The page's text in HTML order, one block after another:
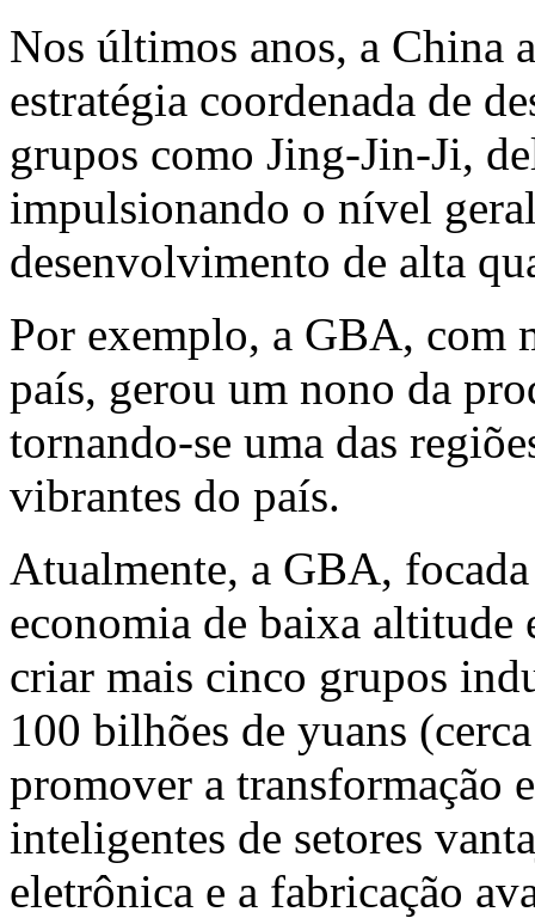
Nos últimos anos, a China
estratégia coordenada de
grupos como Jing-Jin-Ji,
impulsionando o nível
desenvolvimento de alta
Por exemplo, a GBA, com
país, gerou um nono da
tornando-se uma das
vibrantes do país.
Atualmente, a GBA,
economia de baixa altitude
criar mais cinco grupos
100 bilhões de yuans
promover a transformação
inteligentes de setores
eletrônica e a fabricação